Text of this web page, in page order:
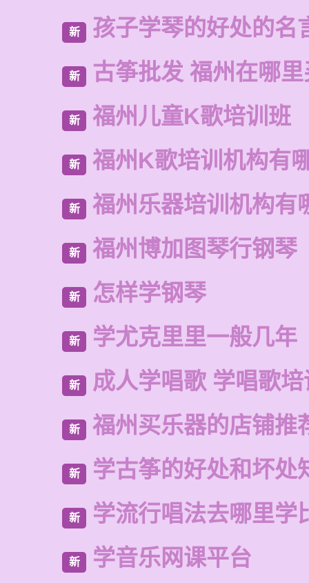
新 孩子学琴的好处的名
新 古筝批发 福州在哪
新 福州儿童K歌培训班
新 福州K歌培训机构有
新 福州乐器培训机构有
新 福州博加图琴行钢琴
新 怎样学钢琴
新 学尤克里里一般几年
新 成人学唱歌 学唱歌
新 福州买乐器的店铺推
新 学古筝的好处和坏处
新 学流行唱法去哪里学
新 学音乐网课平台